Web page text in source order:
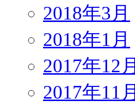
2018年3月
2018年1月
2017年12月
2017年11月